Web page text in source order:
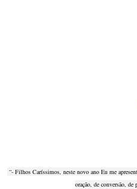
“- Filhos Caríssimos, neste novo ano Eu me
oração, de conversão,